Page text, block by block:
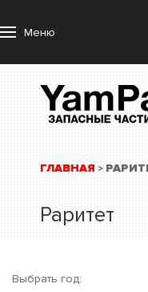
Меню
ГЛАВНАЯ >
Раритет
Выбрать год: